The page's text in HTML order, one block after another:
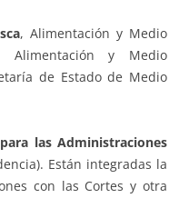
, Alimentación y Medio
Alimentación y Medio
de Estado de Medio
las Administraciones
Están integradas la
con las Cortes y otra